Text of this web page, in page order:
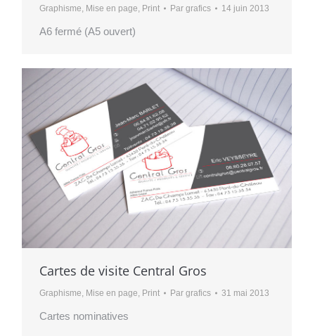
Graphisme Mise en page Print Pargrafics 14 juin 2013
A6 fermé (A5 ouvert)
Cartes de visite Central Gros
Graphisme Mise en page Print Pargrafics 31 mai 2013
Cartes nominatives